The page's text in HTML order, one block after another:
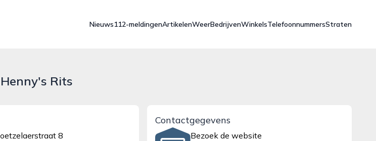
Nieuws112-meldingenArtikelenWeerBedrijvenWinkelsTelefoonnummersStraten
Henny's Rits
8
Contactgegevens
Bezoek de website